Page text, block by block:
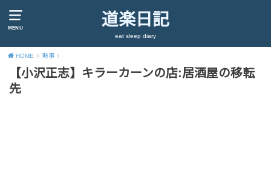
MENU 道楽日記
eat sleep diary
HOME 時事
【小沢正志】キラーカーンの店:居酒屋の移転
先